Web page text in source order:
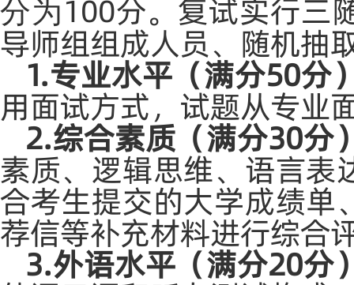
分为100分。复试实行三
导师组组成人员、随机抽
1.专业水平（满分50分
用面试方式，试题从专业
2.综合素质（满分30分
素质、逻辑思维、语言表
合考生提交的大学成绩单
荐信等补充材料进行综合
3.外语水平（满分20分